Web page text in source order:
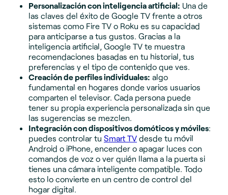
Personalización con inteligencia artificial: Una de
las claves del éxito de Google TV frente a otros
sistemas como Fire TV o Roku es su capacidad
para anticiparse a tus gustos. Gracias a la
inteligencia artificial, Google TV te muestra
recomendaciones basadas en tu historial, tus
preferencias y el tipo de contenido que ves.
Creación de perfiles individuales: algo
fundamental en hogares donde varios usuarios
comparten el televisor. Cada persona puede
tener su propia experiencia personalizada sin que
las sugerencias se mezclen.
Integración con dispositivos domóticos y móviles:
puedes controlar tu Smart TV desde tu móvil
Android o iPhone, encender o apagar luces con
comandos de voz o ver quién llama a la puerta si
tienes una cámara inteligente compatible. Todo
esto lo convierte en un centro de control del
hogar digital.